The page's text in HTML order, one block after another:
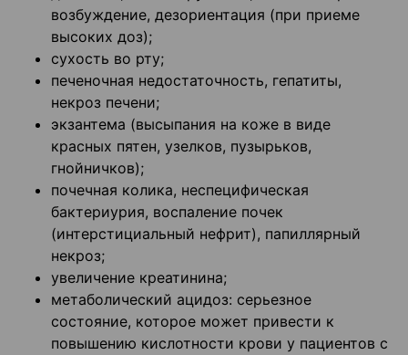
возбуждение, дезориентация (при приеме
высоких доз);
сухость во рту;
печеночная недостаточность, гепатиты,
некроз печени;
экзантема (высыпания на коже в виде
красных пятен, узелков, пузырьков,
гнойничков);
почечная колика, неспецифическая
бактериурия, воспаление почек
(интерстициальный нефрит), папиллярный
некроз;
увеличение креатинина;
метаболический ацидоз: серьезное
состояние, которое может привести к
повышению кислотности крови у пациентов с